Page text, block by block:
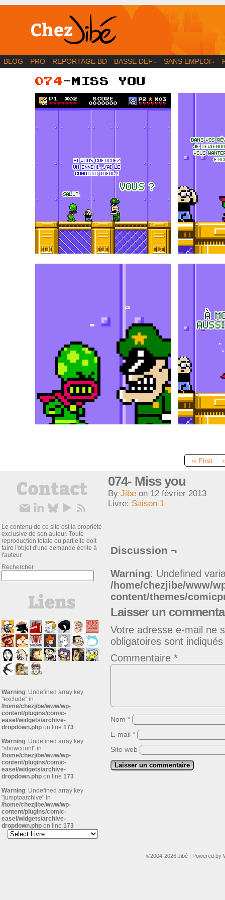
BD | Illustration | Blog
BLOG PRO REPORTAGE BD BASSE DEF ↓ SANS EMPLOI ↓
‹‹ First
Le contenu de ce site est la propriété
exclusive de son auteur. Toute
reproduction totale ou partielle doit
faire l'objet d'une demande écrite à
l'auteur.
Rechercher
Warning: Undefined array key
"exclude" in
/home/chezjibe/www/wp-
content/plugins/comic-
easel/widgets/archive-
dropdown.php on line 173
Warning: Undefined array key
"showcount" in
/home/chezjibe/www/wp-
content/plugins/comic-
easel/widgets/archive-
dropdown.php on line 173
Warning: Undefined array key
"jumptoarchive" in
/home/chezjibe/www/wp-
content/plugins/comic-
easel/widgets/archive-
dropdown.php on line 173
074- Miss you
By Jibe on 12 février 2013
Livre: Saison 1
Discussion ¬
Warning: Undefined
/home/chezjibe/www/
content/themes/
Laisser un
Votre adresse e-mail ne
obligatoires sont
Commentaire *
Nom *
E-mail *
Site web
©2004-2026 Jibé | Powered by